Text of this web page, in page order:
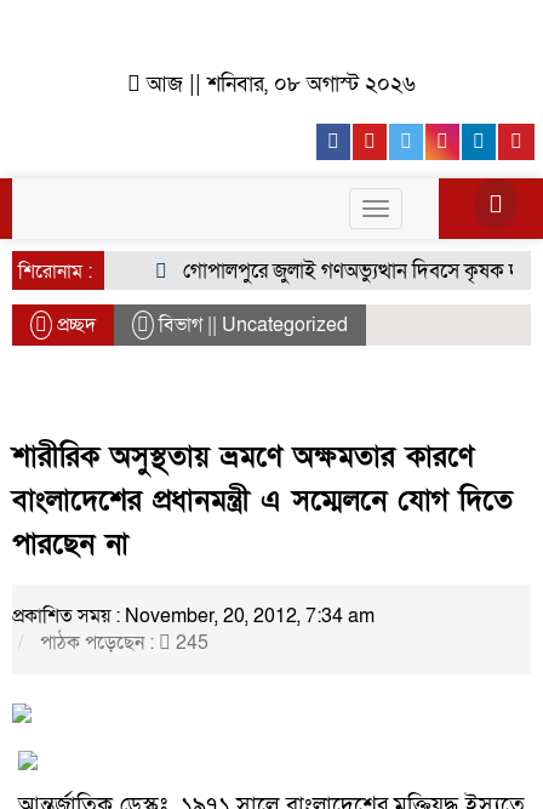
আজ || শনিবার, ০৮ অগাস্ট ২০২৬
Facebook
YoutubeTwitter
Toggle
navigation
শিরোনাম :
গোপালপুরে জুলাই গণঅভ্যুত্থান দিবসে কৃষক দলের
প্রচ্ছদ বিভাগ || Uncategorized
শারীরিক অসুস্থতায় ভ্রমণে অক্ষমতার কারণে
বাংলাদেশের প্রধানমন্ত্রী এ সম্মেলনে যোগ দিতে
পারছেন না
প্রকাশিত সময় : November, 20, 2012, 7:34 am
পাঠক পড়েছেন :
245